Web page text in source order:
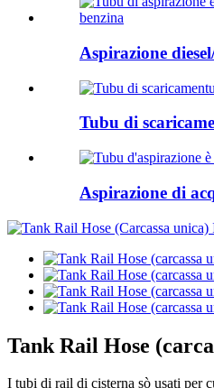
Aspirazione
Tubu di
Aspirazione di
Tank Rail Hose
I tubi di rail di cisterna sò usati per